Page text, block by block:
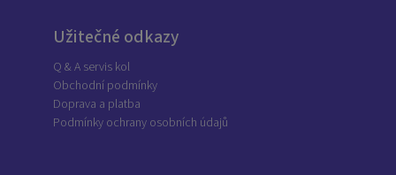
Užitečné odkazy
Q & A servis kol
Obchodní podmínky
Doprava a platba
Podmínky ochrany osobních údajů